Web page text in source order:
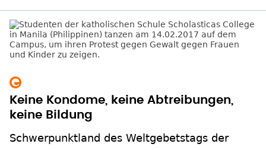
Keine Kondome, keine Abtreibungen,
keine Bildung
Schwerpunktland des Weltgebetstags der